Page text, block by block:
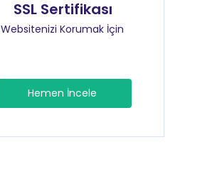
SSL Sertifikası
Websitenizi Korumak İçin
Hemen İncele